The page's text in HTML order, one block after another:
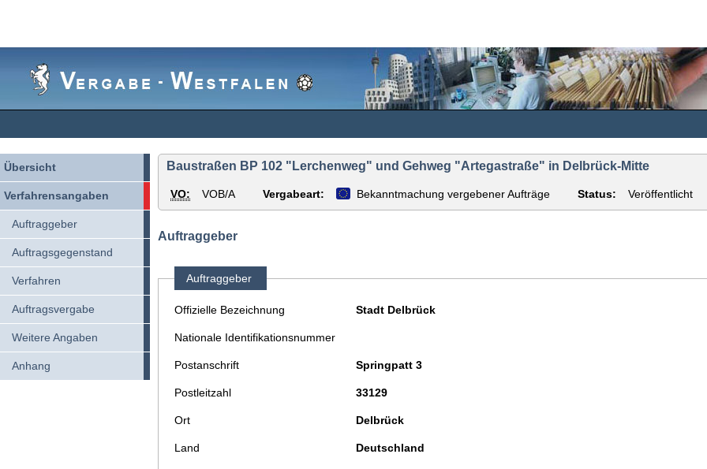
Übersicht
Verfahrensangaben
Auftraggeber
Auftragsgegenstand
Verfahren
Auftragsvergabe
Weitere Angaben
Anhang
Baustraßen BP 102 "Lerchenweg" und Gehweg "Artegastraße" in Delbrück-Mitte
VO: VOB/A Vergabeart: Bekanntmachung vergebener Aufträge Status: Veröffentlicht
Auftraggeber
Auftraggeber
Offizielle Bezeichnung Stadt Delbrück
Nationale Identifikationsnummer
Postanschrift Springpatt 3
Postleitzahl 33129
Ort Delbrück
Land Deutschland